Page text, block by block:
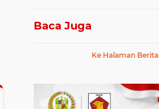
Baca Juga
Ke Halaman Berita